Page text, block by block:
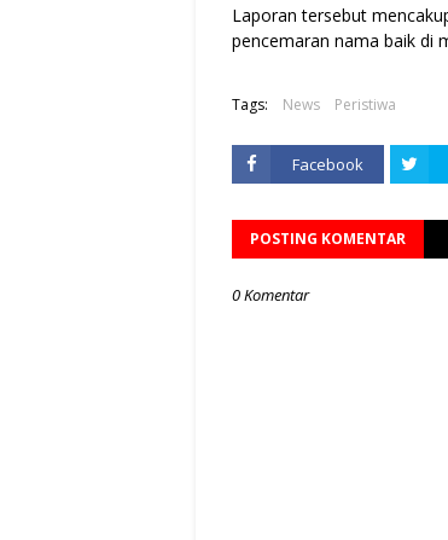
Laporan tersebut
pencemaran nama baik di
Tags: News Peristiwa
Facebook
POSTING KOMENTAR
0 Komentar